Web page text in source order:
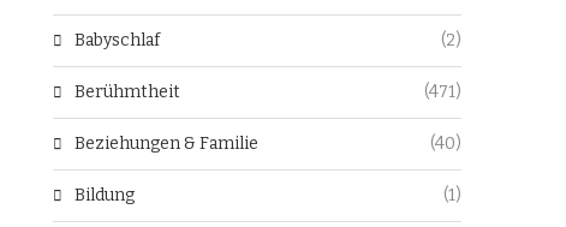
Babyschlaf (2)
Berühmtheit (471)
Beziehungen & Familie (40)
Bildung (1)